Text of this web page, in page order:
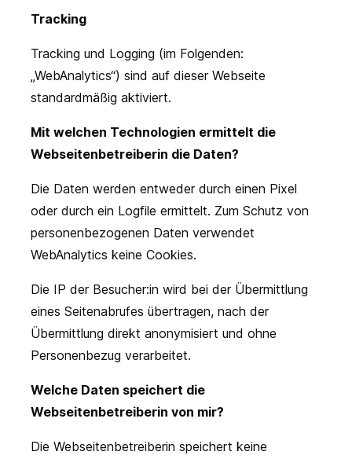
Tracking
Tracking und Logging (im Folgenden:
„WebAnalytics“) sind auf dieser Webseite
standardmäßig aktiviert.
Mit welchen Technologien ermittelt die
Webseitenbetreiberin die Daten?
Die Daten werden entweder durch einen Pixel
oder durch ein Logfile ermittelt. Zum Schutz von
personenbezogenen Daten verwendet
WebAnalytics keine Cookies.
Die IP der Besucher:in wird bei der Übermittlung
eines Seitenabrufes übertragen, nach der
Übermittlung direkt anonymisiert und ohne
Personenbezug verarbeitet.
Welche Daten speichert die
Webseitenbetreiberin von mir?
Die Webseitenbetreiberin speichert keine